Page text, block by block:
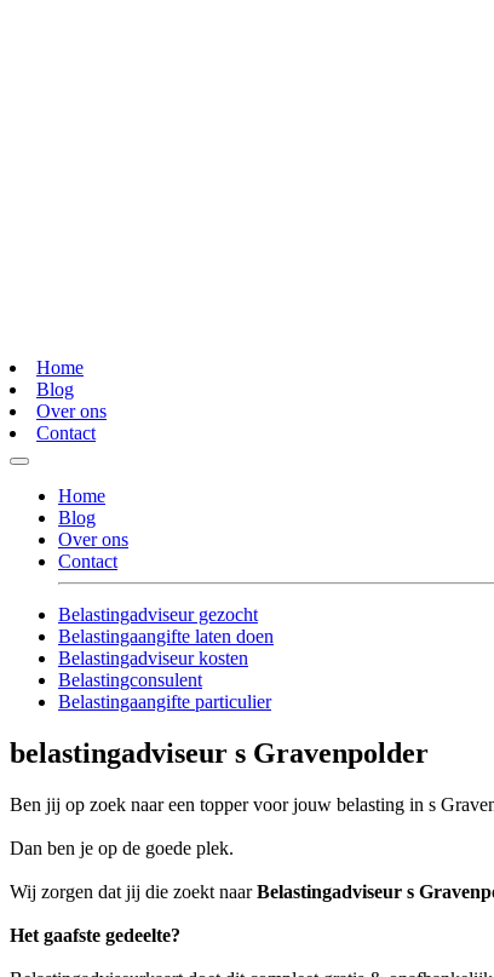
Home
Blog
Over ons
Contact
Home
Blog
Over ons
Contact
Belastingadviseur gezocht
Belastingaangifte laten doen
Belastingadviseur kosten
Belastingconsulent
Belastingaangifte particulier
belastingadviseur s Gravenpolder
Ben jij op zoek naar een topper voor jouw belasting in s
Dan ben je op de goede plek.
Wij zorgen dat jij die zoekt naarBelastingadviseur s
Het gaafste gedeelte?